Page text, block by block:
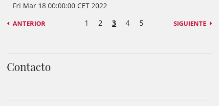
Fri Mar 18 00:00:00 CET 2022
ANTERIOR 1 2 3 4 5 SIGUIENTE
Contacto